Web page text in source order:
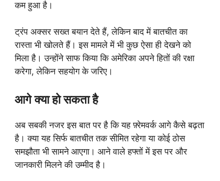
कम हुआ है।
ट्रंप अक्सर सख्त बयान देते हैं, लेकिन बाद में बातचीत का
रास्ता भी खोलते हैं। इस मामले में भी कुछ ऐसा ही देखने को
मिला है। उन्होंने साफ किया कि अमेरिका अपने हितों की रक्षा
करेगा, लेकिन सहयोग के जरिए।
आगे क्या हो सकता है
अब सबकी नजर इस बात पर है कि यह फ़्रेमवर्क आगे कैसे बढ़ता
है। क्या यह सिर्फ बातचीत तक सीमित रहेगा या कोई ठोस
समझौता भी सामने आएगा। आने वाले हफ्तों में इस पर और
जानकारी मिलने की उम्मीद है।